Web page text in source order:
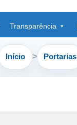
Transparência
Início Portarias